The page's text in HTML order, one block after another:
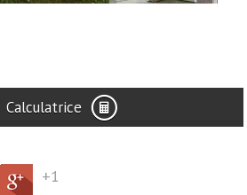
Calculatrice
+1